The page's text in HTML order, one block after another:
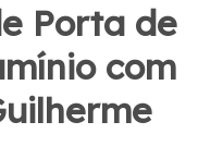
Porta de
com